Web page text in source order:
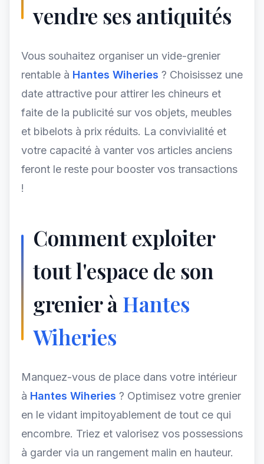
vendre ses antiquités
Vous souhaitez organiser un vide-grenier
rentable à Hantes Wiheries ? Choisissez une
date attractive pour attirer les chineurs et
faite de la publicité sur vos objets, meubles
et bibelots à prix réduits. La convivialité et
votre capacité à vanter vos articles anciens
feront le reste pour booster vos transactions
!
Comment exploiter
tout l'espace de son
grenier àHantes
Wiheries
Manquez-vous de place dans votre intérieur
à Hantes Wiheries ? Optimisez votre grenier
en le vidant impitoyablement de tout ce qui
encombre. Triez et valorisez vos possessions
à garder via un rangement malin en hauteur.